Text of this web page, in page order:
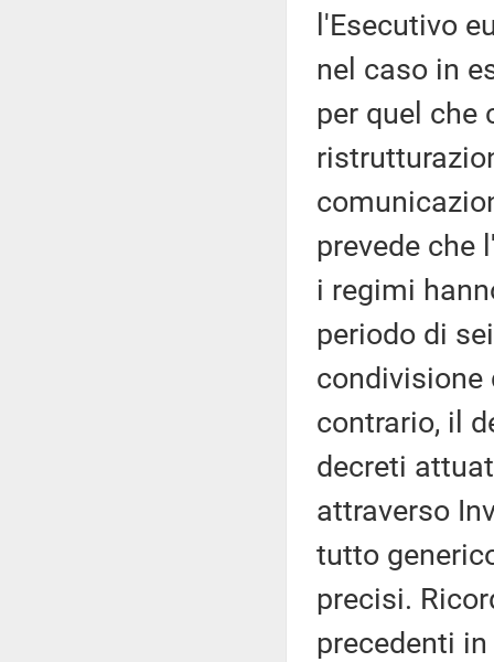
l'Esecutivo
nel caso in
per quel che
prevede che
i regimi
periodo di
condivisione
contrario, il
decreti
attraverso
tutto
precisi.
precedenti